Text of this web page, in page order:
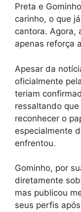
Preta e
carinho, o que
cantora. Agora,
apenas reforça
Apesar da
oficialmente
teriam
ressaltando
reconhecer o
especialmente
enfrentou.
Gominho, por
diretamente
mas publicou
seus perfis